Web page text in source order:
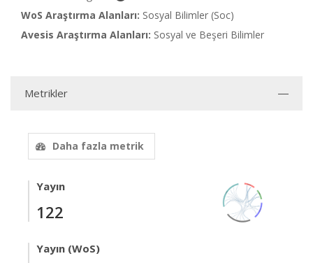
WoS Araştırma Alanları: Sosyal Bilimler (Soc)
Avesis Araştırma Alanları: Sosyal ve Beşeri Bilimler
Metrikler
Daha fazla metrik
Yayın
122
Yayın (WoS)